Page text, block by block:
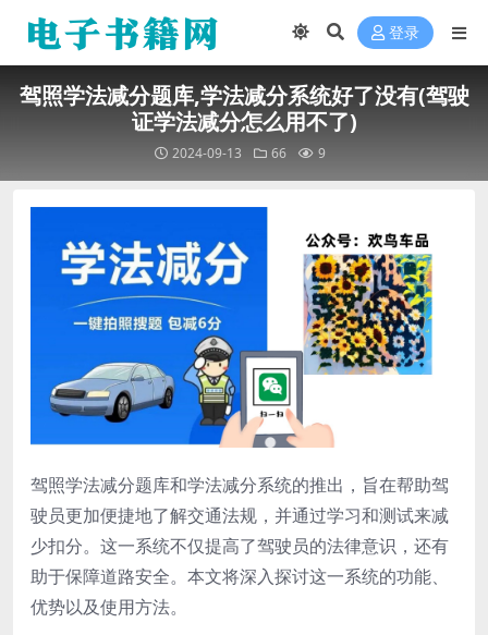
登录
驾照学法减分题库,学法减分系统好了没有(驾驶
证学法减分怎么用不了)
2024-09-13 66 9
驾照学法减分题库和学法减分系统的推出，旨在帮助驾
驶员更加便捷地了解交通法规，并通过学习和测试来减
少扣分。这一系统不仅提高了驾驶员的法律意识，还有
助于保障道路安全。本文将深入探讨这一系统的功能、
优势以及使用方法。